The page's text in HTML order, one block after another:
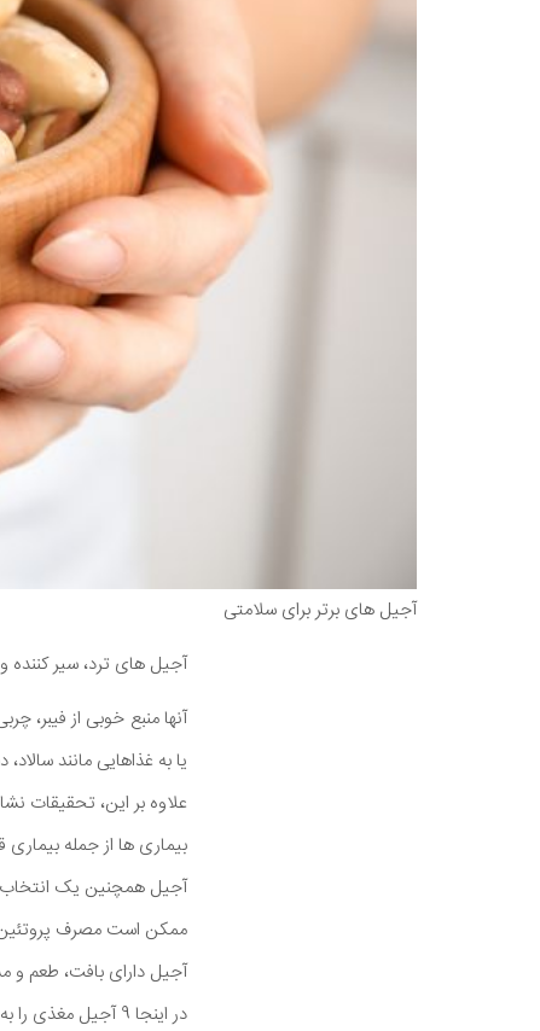
آجیل های برتر برای سلامتی
آجیل های ترد، سیر
آنها منبع خوبی از فیبر،
یا به غذاهایی مانند
علاوه بر این، تحقیقات
بیماری ها از جمله
آجیل همچنین یک انتخاب
ممکن است مصرف
آجیل دارای بافت، طعم
در اینجا 9 آجیل مغذی را به رژیم غذایی خود اضافه کنید.